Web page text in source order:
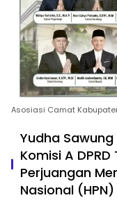
Asosiasi Camat
Yudha Sawung
Komisi A
Perjuangan
Nasional